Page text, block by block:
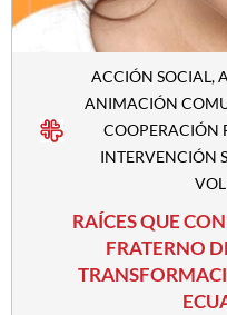
ACCIÓN SOCIAL,
ANIMACIÓN
COOPERACIÓN
INTERVENCIÓN
RAÍCES QUE
FRATERNO